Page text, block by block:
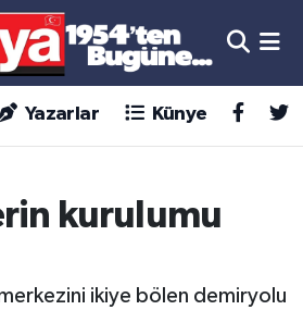
Yazarlar Künye
kurulumu
ikiye bölen demiryolu